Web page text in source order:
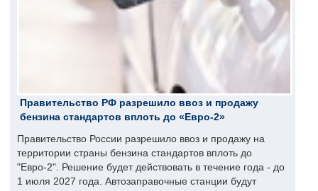
Правительство РФ разрешило ввоз и продажу
бензина стандартов вплоть до «Евро-2»
Правительство России разрешило ввоз и продажу на
территории страны бензина стандартов вплоть до
"Евро-2". Решение будет действовать в течение года - до
1 июля 2027 года. Автозаправочные станции будут